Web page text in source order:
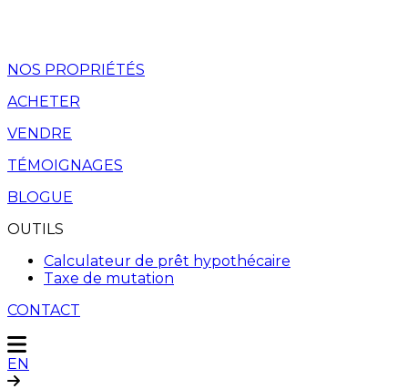
NOS PROPRIÉTÉS
ACHETER
VENDRE
TÉMOIGNAGES
BLOGUE
OUTILS
Calculateur de prêt hypothécaire
Taxe de mutation
CONTACT
EN